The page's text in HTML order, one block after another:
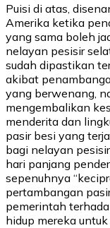
Puisi di atas,
Amerika ketika
yang sama boleh
nelayan pesisir
sudah dipastikan
akibat
yang berwenang,
mengembalikan
menderita dan
pasir besi yang
bagi nelayan
hari panjang
sepenuhnya
pertambangan
pemerintah
hidup mereka